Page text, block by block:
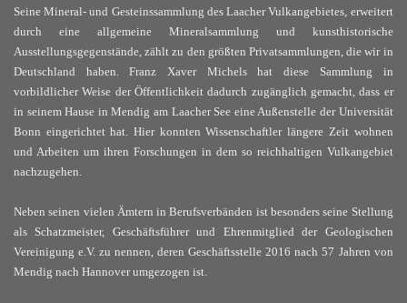
Seine Mineral- und Gesteinssammlung des Laacher Vulkangebietes, erweitert
durch eine allgemeine Mineralsammlung und kunsthistorische
Ausstellungsgegenstände, zählt zu den größten Privatsammlungen, die wir in
Deutschland haben. Franz Xaver Michels hat diese Sammlung in
vorbildlicher Weise der Öffentlichkeit dadurch zugänglich gemacht, dass er
in seinem Hause in Mendig am Laacher See eine Außenstelle der Universität
Bonn eingerichtet hat. Hier konnten Wissenschaftler längere Zeit wohnen
und Arbeiten um ihren Forschungen in dem so reichhaltigen Vulkangebiet
nachzugehen.
Neben seinen vielen Ämtern in Berufsverbänden ist besonders seine Stellung
als Schatzmeister, Geschäftsführer und Ehrenmitglied der Geologischen
Vereinigung e.V. zu nennen, deren Geschäftsstelle 2016 nach 57 Jahren von
Mendig nach Hannover umgezogen ist.